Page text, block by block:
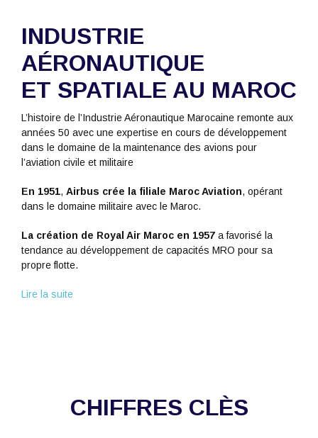
INDUSTRIE
AÉRONAUTIQUE
ET SPATIALE AU MAROC
L’histoire de l’Industrie Aéronautique Marocaine remonte aux
années 50 avec une expertise en cours de développement
dans le domaine de la maintenance des avions pour
l’aviation civile et militaire
En 1951, Airbus crée la filiale Maroc Aviation, opérant
dans le domaine militaire avec le Maroc.
La création de Royal Air Maroc en 1957a favorisé la
tendance au développement de capacités MRO pour sa
propre flotte.
Lire la suite
CHIFFRES CLÈS